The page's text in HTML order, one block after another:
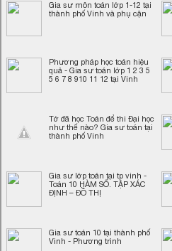
Gia sư môn toán lớp 1-12 tại
thành phố Vinh và phụ cận
Phương pháp học toán hiệu
quả - Gia sư toán lớp 1 2 3 5
5 6 7 8 910 11 12 tại Vinh
Tớ đã học Toán để thi Đại học
như thế nào? Gia sư toán tại
thành phố Vinh
Gia sư lớp toán tại tp vinh -
Toán 10 HÀM SỐ. TẬP XÁC
ĐỊNH – ĐỒ THỊ
Gia sư toán 10 tại thành phố
Vinh - Phương trình